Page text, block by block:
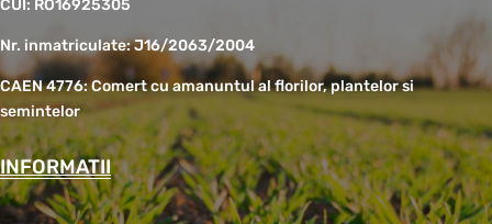
CUI: RO16925305
Nr. inmatriculate: J16/2063/2004
CAEN 4776: Comert cu amanuntul al florilor, plantelor si
semintelor
INFORMATII